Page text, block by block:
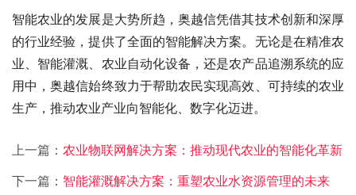
智能农业的发展是大势所趋，奥越信凭借其技术创新和深厚
的行业经验，提供了全面的智能解决方案。无论是在精准农
业、智能灌溉、农业自动化设备，还是农产品追溯系统的应
用中，奥越信始终致力于帮助农民实现高效、可持续的农业
生产，推动农业产业向智能化、数字化迈进。
上一篇： 农业物联网解决方案：推动现代农业的智能化革新
下一篇： 智能灌溉解决方案：重塑农业水资源管理的未来